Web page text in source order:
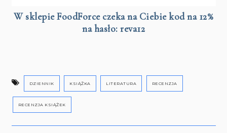
W sklepie FoodForce czeka na Ciebie kod na 12%
na hasło: reva12
DZIENNIK KSIĄŻKA LITERATURA RECENZJA
RECENZJA KSIĄŻEK